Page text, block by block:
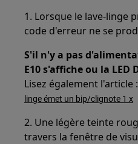
1. Lorsque le lave-linge
code d'erreur ne se
S'il n'y a pas
E10 s'affiche ou la
Lisez également l'article :
linge émet un bip/clignote 1 x
2. Une légère teinte
travers la fenêtre de